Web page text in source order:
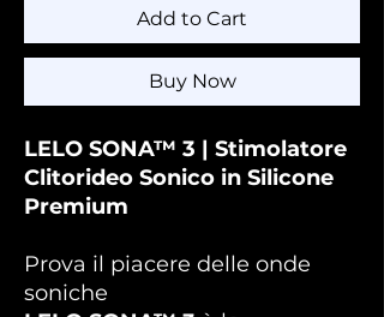
Add to Cart
Buy Now
LELO SONA™ 3 | Stimolatore
Clitorideo Sonico in Silicone
Premium
Prova il piacere delle onde
soniche